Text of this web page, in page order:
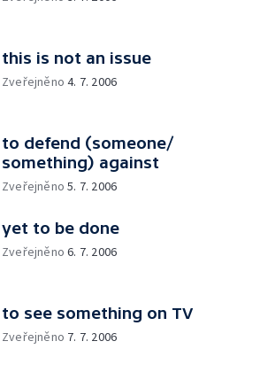
this is not an issue
Zveřejněno4. 7. 2006
to defend (someone/
something) against
Zveřejněno5. 7. 2006
yet to be done
Zveřejněno6. 7. 2006
to see something on TV
Zveřejněno 7. 7. 2006